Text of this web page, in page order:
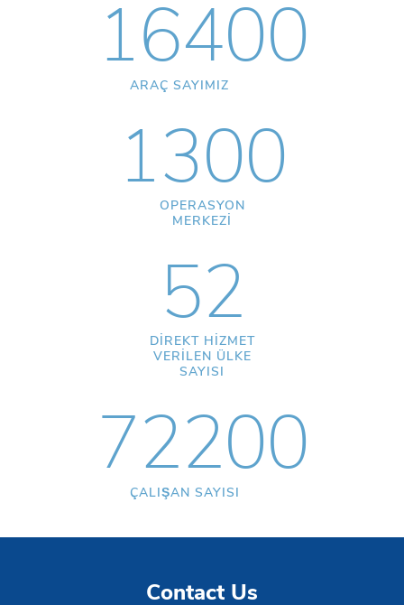
16400
ARAÇ SAYIMIZ
1300
OPERASYON
MERKEZİ
52
DİREKT HİZMET
VERİLEN ÜLKE
SAYISI
72200
ÇALIŞAN SAYISI
Contact Us